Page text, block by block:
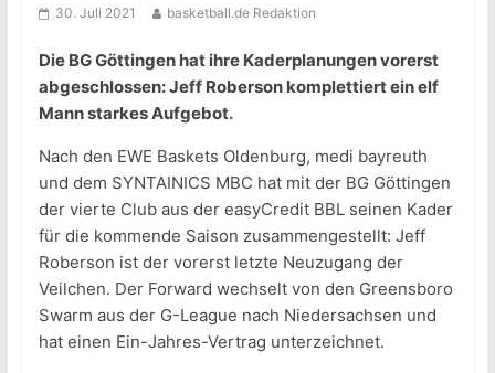
30. Juli 2021 basketball.de Redaktion
Die BG Göttingen hat ihre Kaderplanungen vorerst
abgeschlossen: Jeff Roberson komplettiert ein elf
Mann starkes Aufgebot.
Nach den EWE Baskets Oldenburg, medi bayreuth
und dem SYNTAINICS MBC hat mit der BG Göttingen
der vierte Club aus der easyCredit BBL seinen Kader
für die kommende Saison zusammengestellt: Jeff
Roberson ist der vorerst letzte Neuzugang der
Veilchen. Der Forward wechselt von den Greensboro
Swarm aus der G-League nach Niedersachsen und
hat einen Ein-Jahres-Vertrag unterzeichnet.